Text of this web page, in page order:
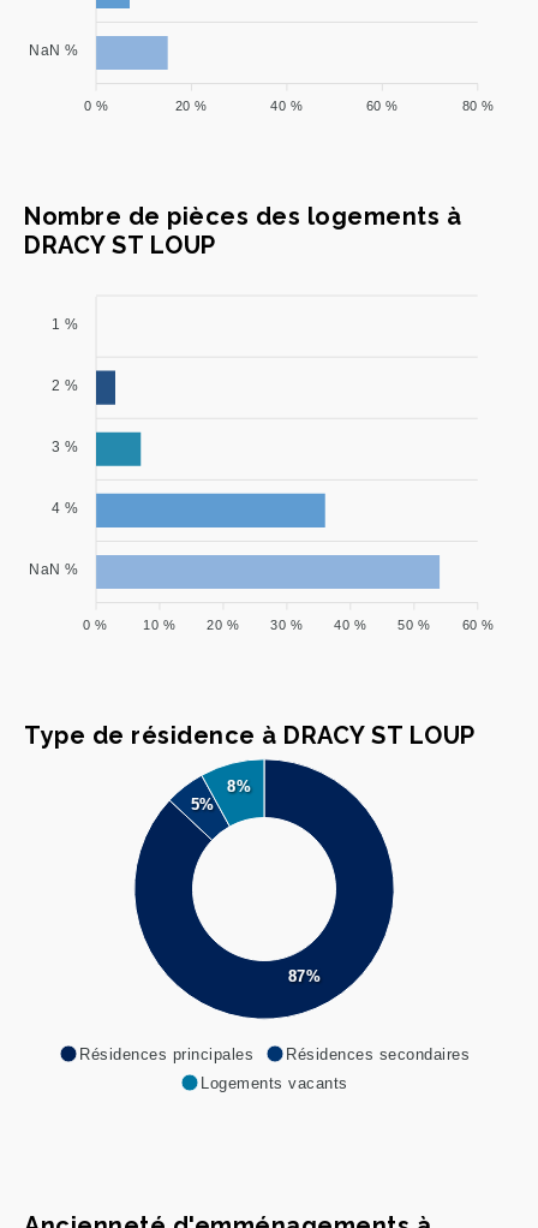
NaN %
80 %
60 %
40 %
20 %
0 %
Nombre de pièces des logements à
DRACY ST LOUP
1 %
2 %
3 %
4 %
NaN %
60 %
50 %
40 %
30 %
20 %
10 %
0 %
Type de résidence à DRACY ST LOUP
87%
5%
8%
Résidences principales
Résidences secondaires
Logements vacants